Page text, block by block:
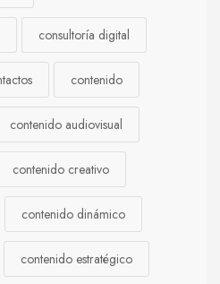
consultoría digital
contenido
contenido audiovisual
contenido creativo
contenido dinámico
contenido estratégico